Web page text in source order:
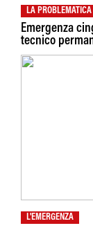
LA PROBLEMATICA
Emergenza
tecnico
L'EMERGENZA